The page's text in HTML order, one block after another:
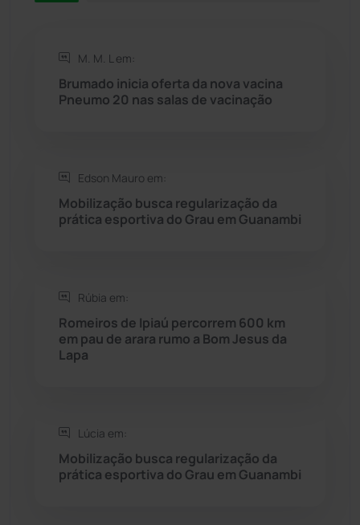
Rio do Antônio
Rio do Pires
Seabra
Sudoeste Baiano (1530)
Tecnologia
M. M. L em:
Brumado inicia oferta da nova vacina
Pneumo 20 nas salas de vacinação
Edson Mauro em:
Mobilização busca regularização da
prática esportiva do Grau em Guanambi
Rúbia em:
Romeiros de Ipiaú percorrem 600 km
em pau de arara rumo a Bom Jesus da
Lapa
Lúcia em:
Mobilização busca regularização da
prática esportiva do Grau em Guanambi